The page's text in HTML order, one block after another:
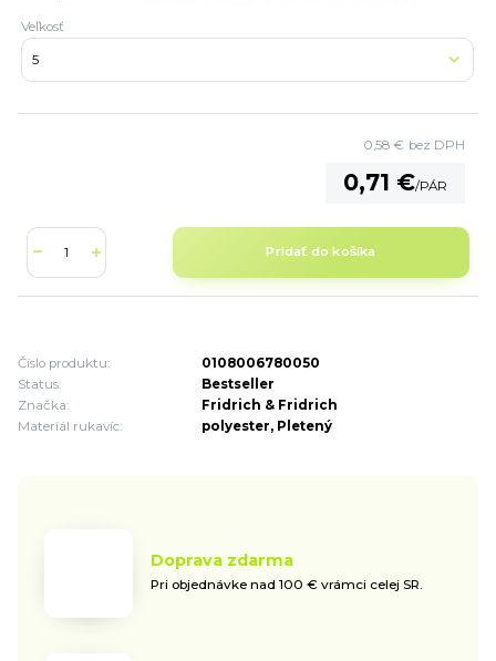
Veľkosť
0,71 €/PÁR
0,58 € bez DPH
Pridať do košíka
Číslo produktu:
0108006780050
Status:
Bestseller
Značka:
Fridrich & Fridrich
Materiál rukavíc:
polyester, Pletený
Doprava zdarma
Pri objednávke nad 100 € vrámci celej SR.